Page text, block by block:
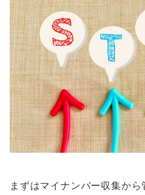
まずはマイナンバー収集か